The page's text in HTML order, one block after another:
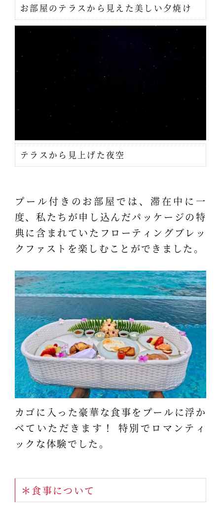
お部屋のテラスから見えた美しい夕焼け
テラスから見上げた夜空
プール付きのお部屋では、滞在中に一
度、私たちが申し込んだパッケージの特
典に含まれていたフローティングブレッ
クファストを楽しむことができました。
カゴに入った豪華な食事をプールに浮か
べていただきます！ 特別でロマンティ
ックな体験でした。
＊食事について